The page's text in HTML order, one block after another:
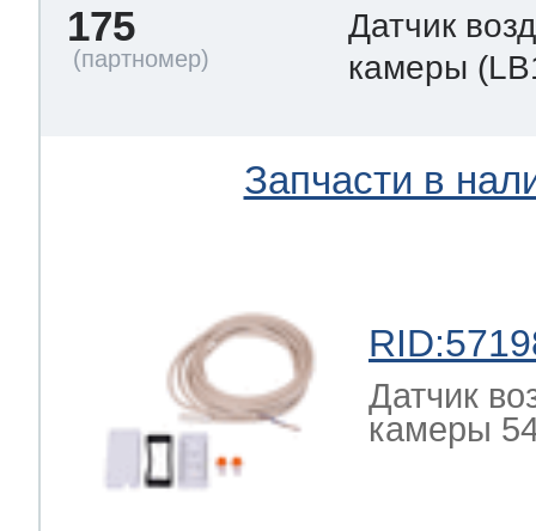
175
Датчик
камеры
Запчасти в
Датчик
камеры